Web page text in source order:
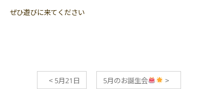
ぜひ遊びに来てください
< 5月21日 5月のお誕生会 >